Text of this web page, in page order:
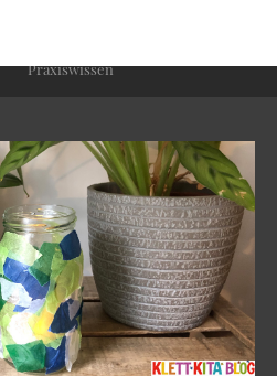
Praxis­wissen